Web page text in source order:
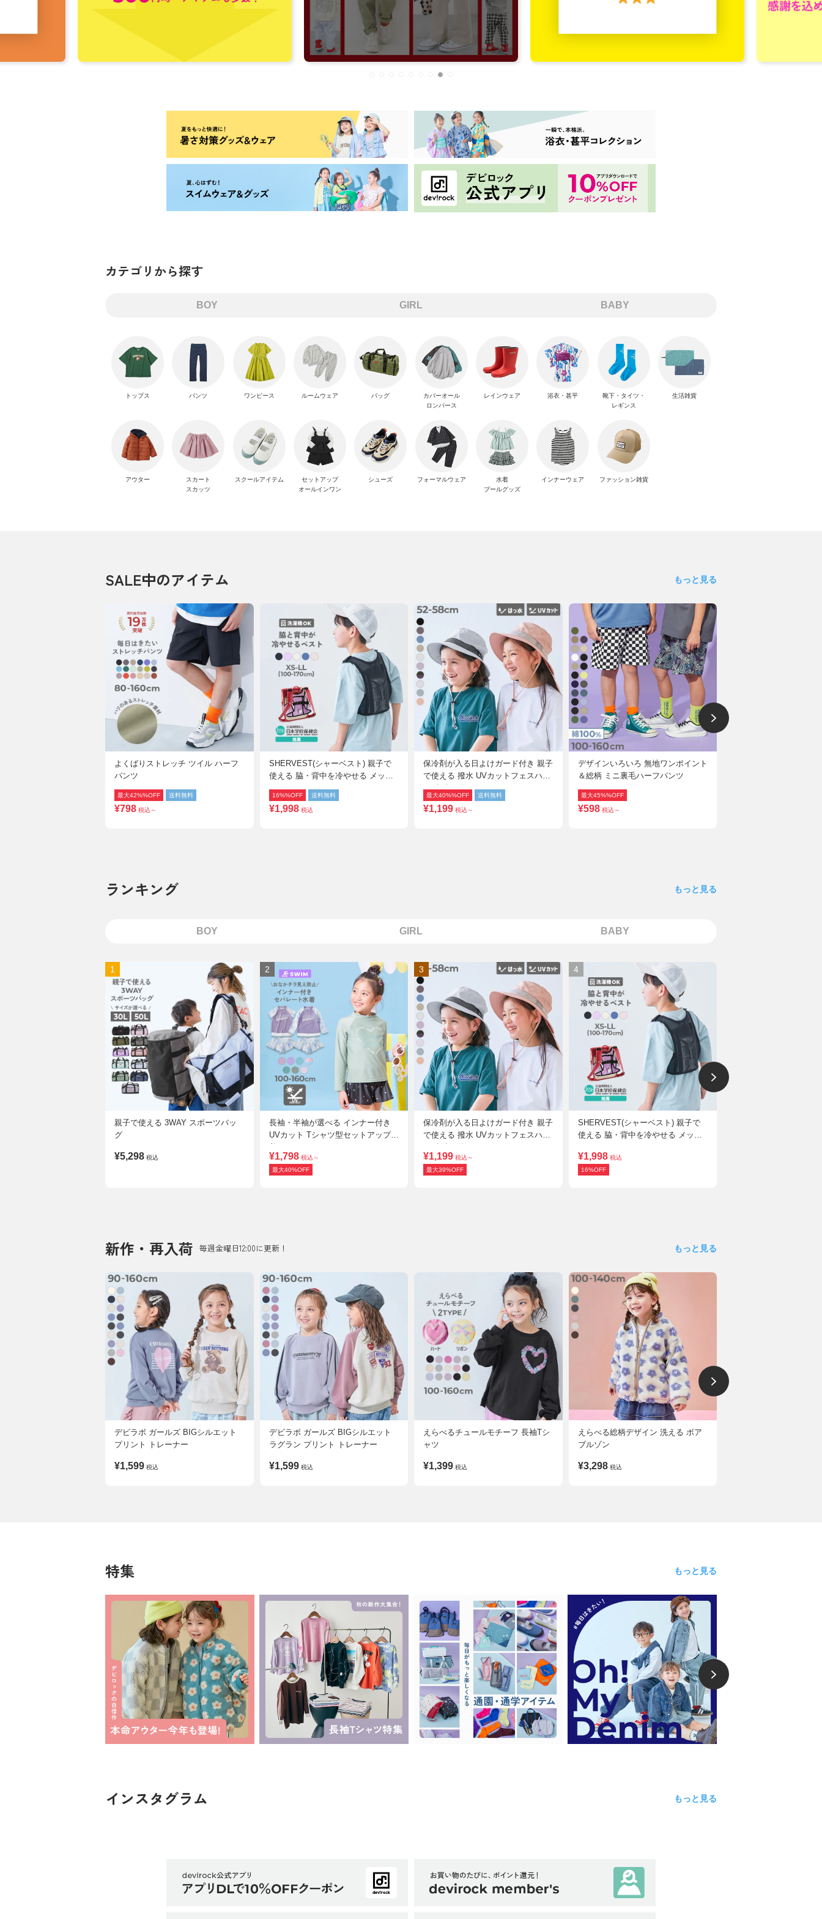
カテゴリから探す
BOY GIRL BABY
トップス
アウター
パンツ
スカート
スカッツ
ワンピース
スクールアイテム
ルームウェア
セットアップ
オールインワン
バッグ
シューズ
カバーオール
ロンパース
フォーマルウェア
レインウェア
水着
プールグッズ
浴衣・甚平
インナーウェア
靴下・タイツ・
レギンス
ファッション雑貨
生活雑貨
SALE中のアイテム もっと見る
よくばりストレッチ ツイル ハーフ
パンツ
最大42%%OFF 送料無料
¥798 税込～
SHERVEST(シャーベスト) 親子で
使える 脇・背中を冷やせる メッシ
ュベスト
16%%OFF 送料無料
¥1,998 税込
保冷剤が入る日よけガード付き 親子
で使える 撥水 UVカットフェスハッ
ト(水陸両用)
最大40%%OFF 送料無料
¥1,199 税込～
デザインいろいろ 無地ワンポイント
＆総柄 ミニ裏毛ハーフパンツ
最大45%%OFF
¥598 税込～
ランキング もっと見る
BOY GIRL BABY
1
親子で使える 3WAY スポーツバッ
グ
¥5,298 税込
2
長袖・半袖が選べる インナー付き
UVカット Tシャツ型セットアップ水
¥1,798 税込～
最大40%OFF
3
保冷剤が入る日よけガード付き 親子
で使える 撥水 UVカットフェスハッ
¥1,199 税込～
最大39%OFF
4
SHERVEST(シャーベスト) 親子で
使える 脇・背中を冷やせる メッシ
¥1,998 税込
16%OFF
新作・再入荷 毎週金曜日12:00に更新！ もっと見る
デビラボ ガールズ BIGシルエット
プリント トレーナー
¥1,599 税込
デビラボ ガールズ BIGシルエット
ラグラン プリント トレーナー
¥1,599 税込
えらべるチュールモチーフ 長袖Tシ
ャツ
¥1,399 税込
えらべる総柄デザイン 洗える ボア
ブルゾン
¥3,298 税込
特集 もっと見る
インスタグラム もっと見る